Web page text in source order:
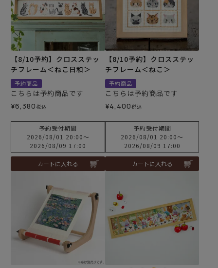
【8/10予約】クロスステッ
チフレーム＜ねこ日和＞
予約商品
こちらは予約商品です
¥6,380税込
予約受付期間
2026/08/01 20:00〜
2026/08/09 17:00
カートに入れる
【8/10予約】クロスステッ
チフレーム＜ねこ＞
予約商品
こちらは予約商品です
¥4,400税込
予約受付期間
2026/08/01 20:00〜
2026/08/09 17:00
カートに入れる